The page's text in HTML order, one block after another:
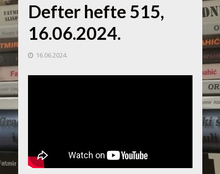
Defter hefte 515,
16.06.2024.
16.06.2024.